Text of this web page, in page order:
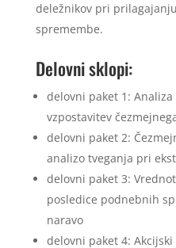
deležnikov pri
spremembe.
Delovni sklopi:
delovni paket 1:
vzpostavitev
delovni paket 2:
analizo tveganja pri
delovni paket 3:
posledice podnebnih
naravo
delovni paket 4: